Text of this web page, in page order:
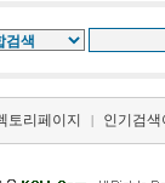
토리페이지 | 인기검색